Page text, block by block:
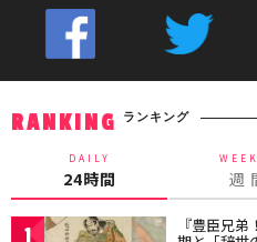
RANKING ランキング
DAILY
24時間 週
1 『豊臣兄